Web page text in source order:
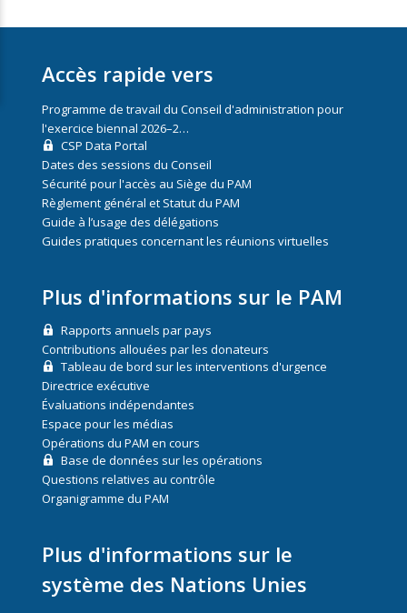
Accès rapide vers
Programme de travail du Conseil d'administration pour
l'exercice biennal 2026–2…
CSP Data Portal
Dates des sessions du Conseil
Sécurité pour l'accès au Siège du PAM
Règlement général et Statut du PAM
Guide à l’usage des délégations
Guides pratiques concernant les réunions virtuelles
Plus d'informations sur le PAM
Rapports annuels par pays
Contributions allouées par les donateurs
Tableau de bord sur les interventions d'urgence
Directrice exécutive
Évaluations indépendantes
Espace pour les médias
Opérations du PAM en cours
Base de données sur les opérations
Questions relatives au contrôle
Organigramme du PAM
Plus d'informations sur le
système des Nations Unies